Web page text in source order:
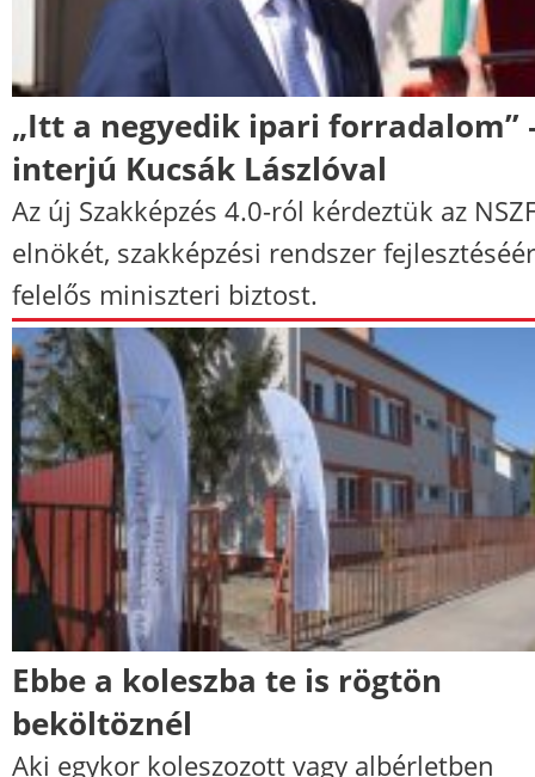
„Itt a negyedik ipari forradalom”
interjú Kucsák Lászlóval
Az új Szakképzés 4.0-ról kérdeztük az
elnökét, szakképzési rendszer
felelős miniszteri biztost.
Ebbe a koleszba te is rögtön
beköltöznél
Aki egykor koleszozott vagy albérletben